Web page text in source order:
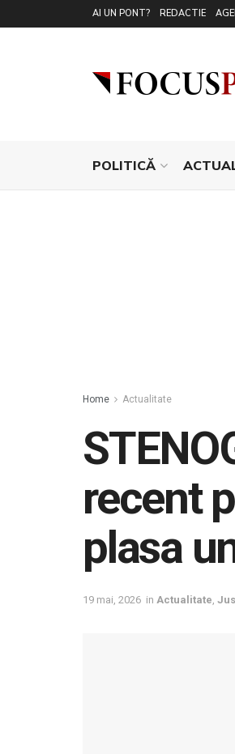
AI UN PONT? REDACTIE
POLITICĂ
Home Actualitate
recent
plasa
19 mai, 2026 in Actualitate,